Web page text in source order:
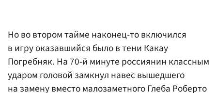
Но во втором тайме наконец-то включился
в игру оказавшийся было в тени Какау
Погребняк. На 70-й минуте россиянин классным
ударом головой замкнул навес вышедшего
на замену вместо малозаметного Глеба Роберто